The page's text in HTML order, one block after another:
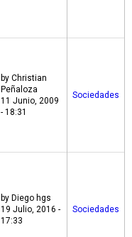
by Christian
Peñaloza
11 Junio, 2009
- 18:31
Sociedades
by Diego hgs
19 Julio, 2016 -
17:33
Sociedades